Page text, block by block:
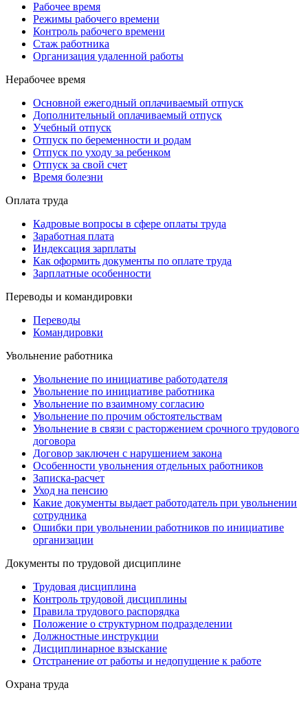
Рабочее время
Режимы рабочего времени
Контроль рабочего времени
Стаж работника
Организация удаленной работы
Нерабочее время
Основной ежегодный оплачиваемый отпуск
Дополнительный оплачиваемый отпуск
Учебный отпуск
Отпуск по беременности и родам
Отпуск по уходу за ребенком
Отпуск за свой счет
Время болезни
Оплата труда
Кадровые вопросы в сфере оплаты труда
Заработная плата
Индексация зарплаты
Как оформить документы по оплате труда
Зарплатные особенности
Переводы и командировки
Переводы
Командировки
Увольнение работника
Увольнение по инициативе работодателя
Увольнение по инициативе работника
Увольнение по взаимному согласию
Увольнение по прочим обстоятельствам
Увольнение в связи с расторжением срочного трудового
договора
Договор заключен с нарушением закона
Особенности увольнения отдельных работников
Записка-расчет
Уход на пенсию
Какие документы выдает работодатель при увольнении
сотрудника
Ошибки при увольнении работников по инициативе
организации
Документы по трудовой дисциплине
Трудовая дисциплина
Контроль трудовой дисциплины
Правила трудового распорядка
Положение о структурном подразделении
Должностные инструкции
Дисциплинарное взыскание
Отстранение от работы и недопущение к работе
Охрана труда